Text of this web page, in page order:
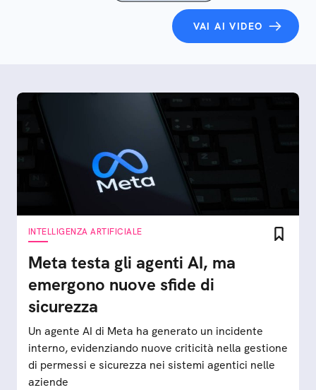
VAI AI VIDEO
INTELLIGENZA ARTIFICIALE
Meta testa gli agenti AI, ma
emergono nuove sfide di
sicurezza
Un agente AI di Meta ha generato un incidente
interno, evidenziando nuove criticità nella gestione
di permessi e sicurezza nei sistemi agentici nelle
aziende